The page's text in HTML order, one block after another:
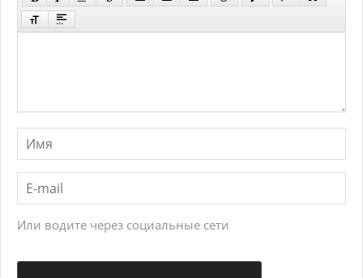
Или водите через социальные сети